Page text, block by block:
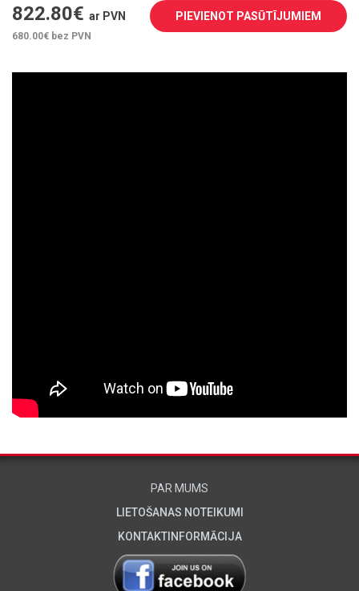
822.80€ ar PVN
680.00€ bez PVN
PIEVIENOT PASŪTĪJUMIEM
PAR MUMS
LIETOŠANAS NOTEIKUMI
KONTAKTINFORMĀCIJA